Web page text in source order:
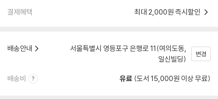
결제혜택 최대 2,000원 즉시할인
배송안내
서울특별시 영등포구 은행로 11(여의도동,
일신빌딩)
변경
배송비 유료 (도서 15,000원 이상 무료)